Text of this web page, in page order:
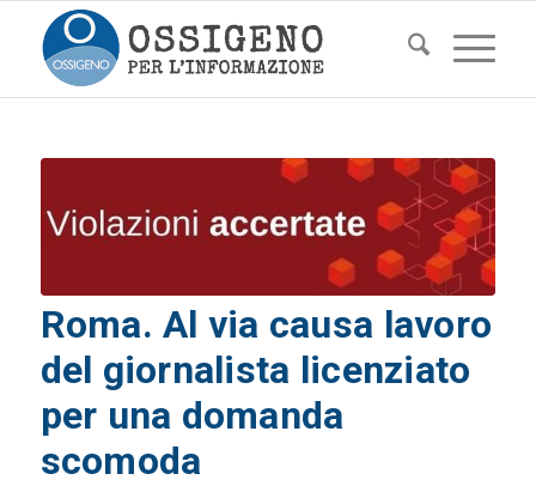
Roma. Al via causa lavoro
del giornalista licenziato
per una domanda
scomoda